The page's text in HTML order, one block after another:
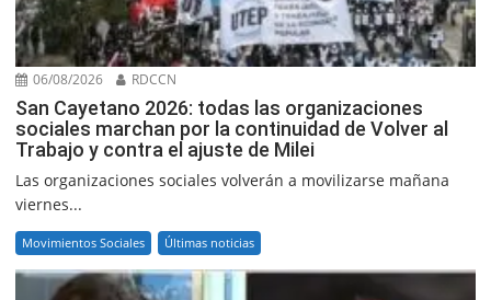
06/08/2026 RDCCN
San Cayetano 2026: todas las organizaciones
sociales marchan por la continuidad de Volver al
Trabajo y contra el ajuste de Milei
Las organizaciones sociales volverán a movilizarse mañana
viernes...
Movimientos Sociales Últimas noticias